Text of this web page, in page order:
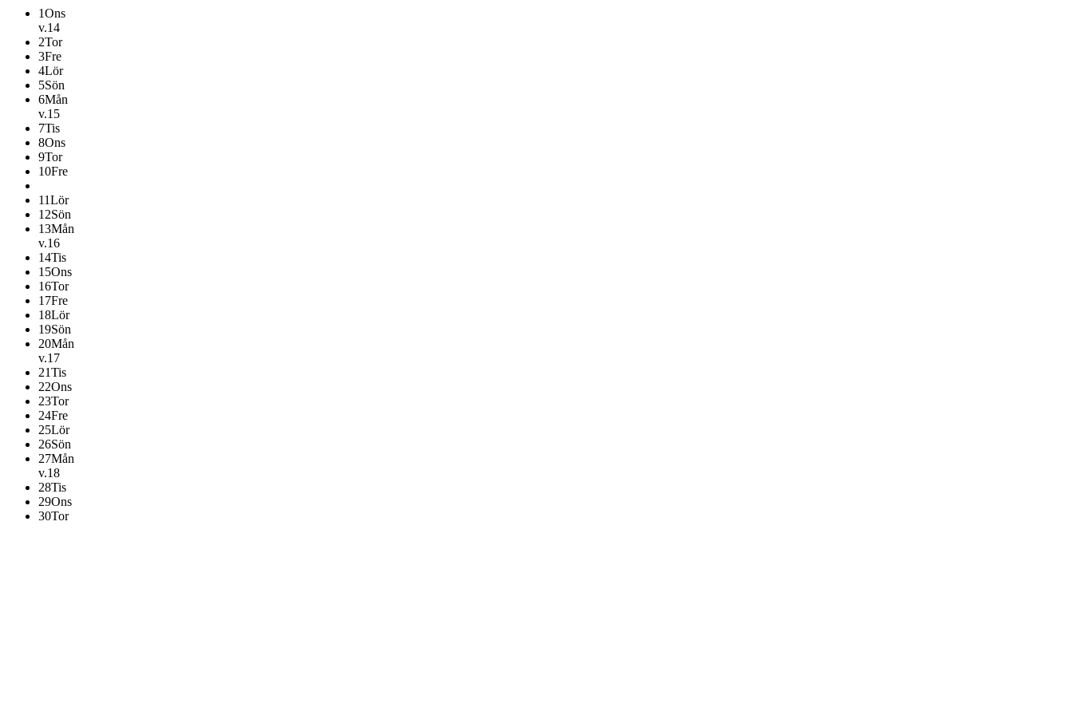
1Ons
v.14
2Tor
3Fre
4Lör
5Sön
6Mån
v.15
7Tis
8Ons
9Tor
10Fre
11Lör
12Sön
13Mån
v.16
14Tis
15Ons
16Tor
17Fre
18Lör
19Sön
20Mån
v.17
21Tis
22Ons
23Tor
24Fre
25Lör
26Sön
27Mån
v.18
28Tis
29Ons
30Tor